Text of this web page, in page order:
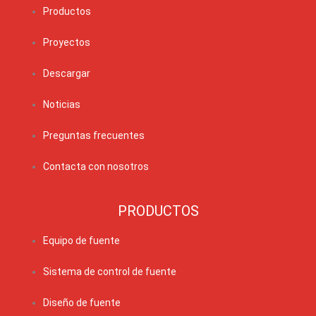
Productos
Proyectos
Descargar
Noticias
Preguntas frecuentes
Contacta con nosotros
PRODUCTOS
Equipo de fuente
Sistema de control de fuente
Diseño de fuente